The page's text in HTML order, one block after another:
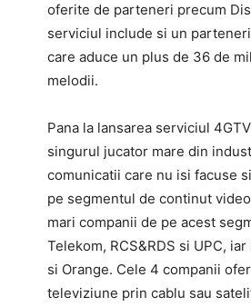
oferite de parteneri precum
serviciul include si un
care aduce un plus de 36 de
melodii.
Pana la lansarea serviciul
singurul jucator mare din
comunicatii care nu isi facuse
pe segmentul de continut
mari companii de pe acest
Telekom, RCS&RDS si UPC,
si Orange. Cele 4 companii
televiziune prin cablu sau